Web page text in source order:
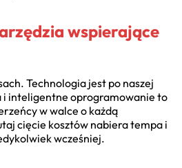
wspierające
Technologia jest po naszej
inteligentne oprogramowanie to
w walce o każdą
cięcie kosztów nabiera tempa i
wcześniej.